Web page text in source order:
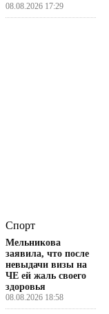
08.08.2026 17:29
Спорт
Мельникова
заявила, что после
невыдачи визы на
ЧЕ ей жаль своего
здоровья
08.08.2026 18:58